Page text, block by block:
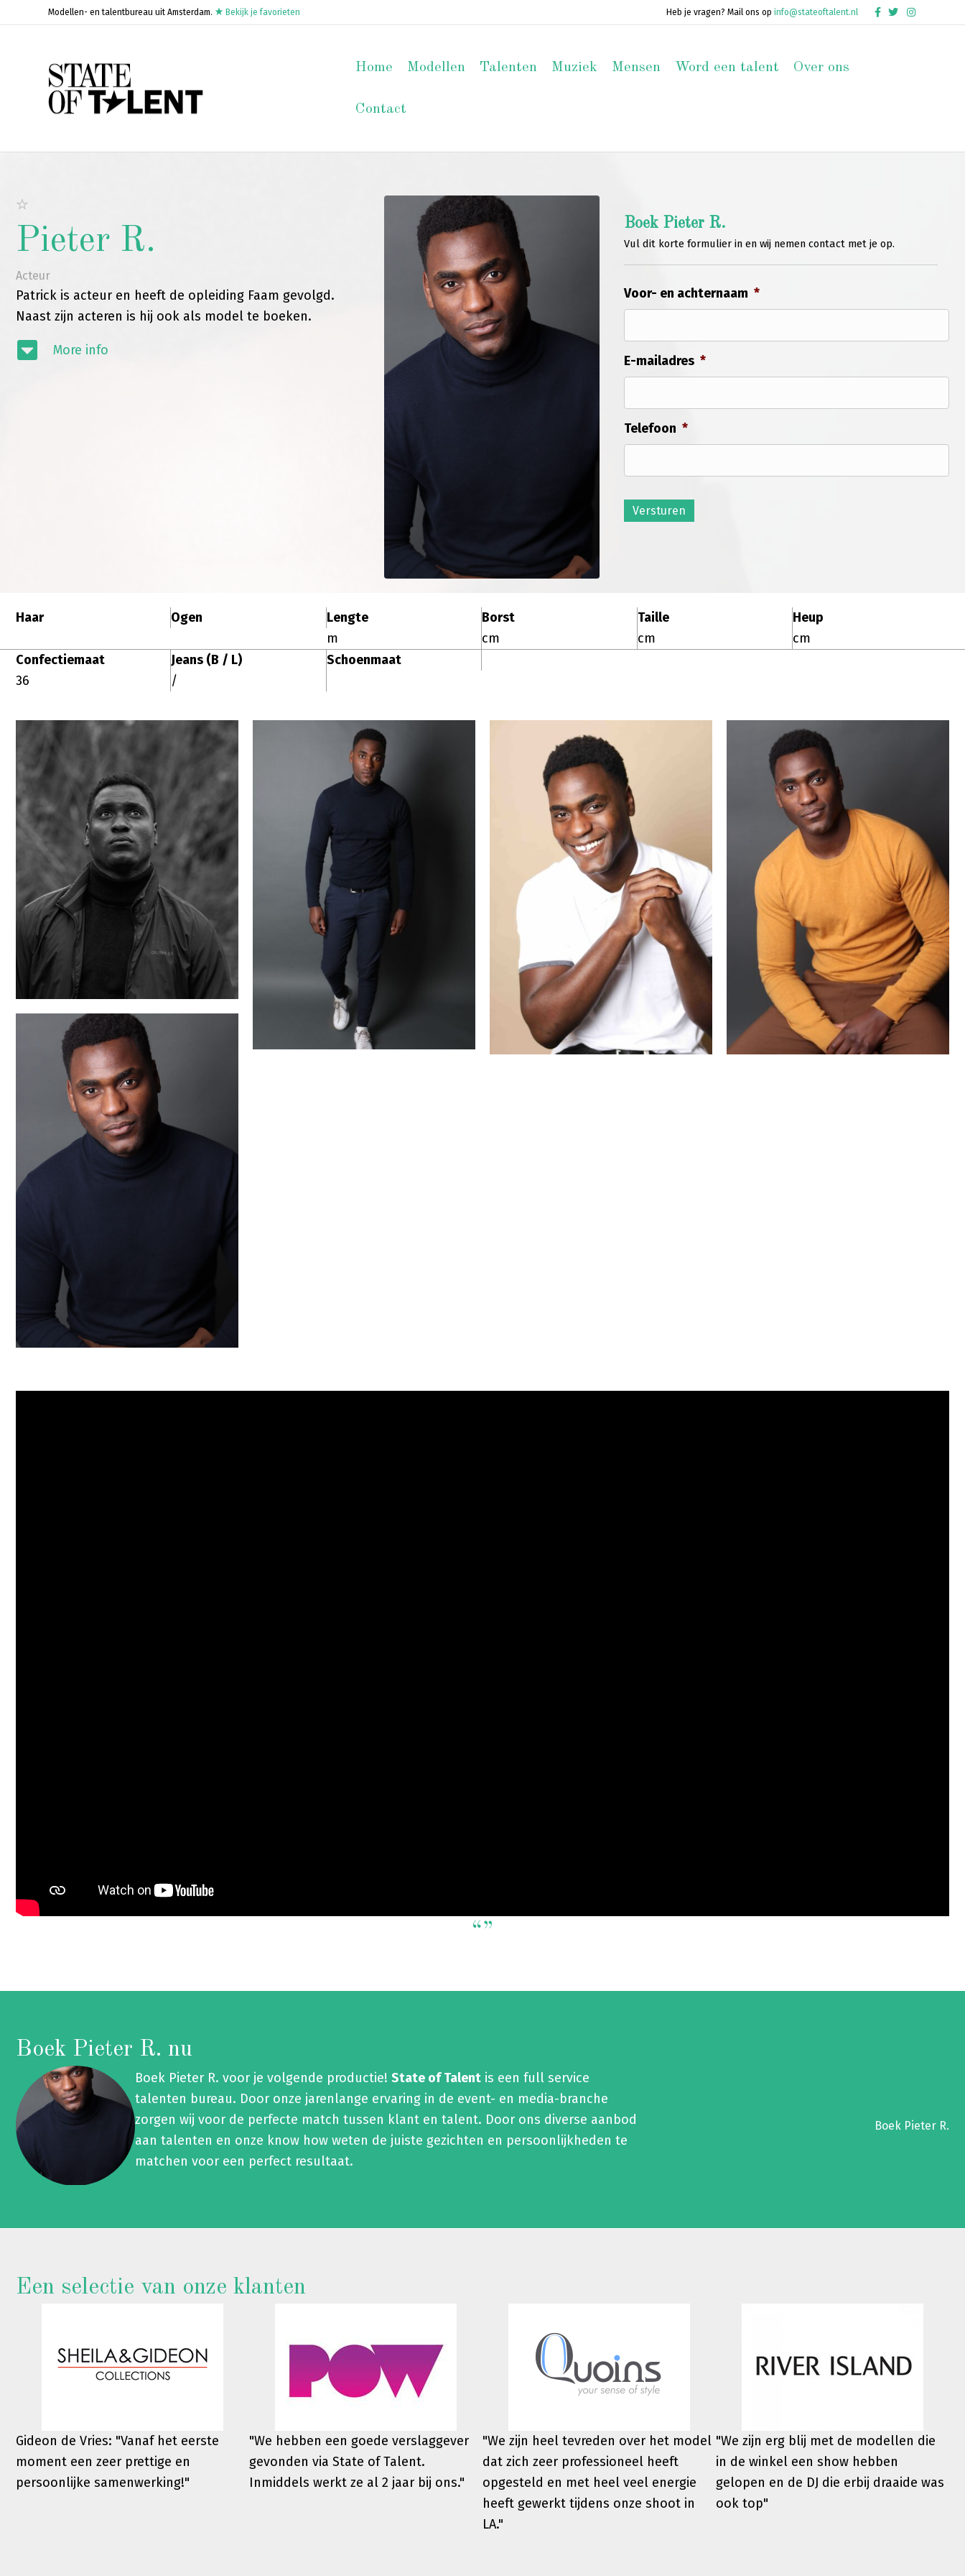
Modellen- en talentbureau uit Amsterdam. Bekijk je favorieten Heb je vragen? Mail ons op info@stateoftalent.nl Facebook
TwitterInstagram
Home Modellen Talenten Muziek Mensen Word een talent Over ons
Contact
Pieter R.
Acteur
Patrick is acteur en heeft de opleiding Faam gevolgd.
Naast zijn acteren is hij ook als model te boeken.
More info
Boek Pieter R.
Vul dit korte formulier in en wij nemen contact met je op.
Voor- en achternaam *
E-mailadres *
Telefoon *
Versturen
Haar Ogen
Lengte
m
Borst
cm
Taille
cm
Heup
cm
Confectiemaat
36
Jeans (B / L)
/
Schoenmaat
“”
Boek Pieter R. nu
Boek Pieter R. voor je volgende productie!State of Talent is een full service
talenten bureau. Door onze jarenlange ervaring in de event- en media-branche
zorgen wij voor de perfecte match tussen klant en talent. Door ons diverse aanbod
aan talenten en onze know how weten de juiste gezichten en persoonlijkheden te
matchen voor een perfect resultaat.
Boek Pieter R.
Een selectie van onze klanten
Gideon de Vries: "Vanaf het eerste
moment een zeer prettige en
persoonlijke samenwerking!"
"We hebben een goede verslaggever
gevonden via State of Talent.
Inmiddels werkt ze al 2 jaar bij ons."
"We zijn heel tevreden over het model
dat zich zeer professioneel heeft
opgesteld en met heel veel energie
heeft gewerkt tijdens onze shoot in
LA."
"We zijn erg blij met de modellen die
in de winkel een show hebben
gelopen en de DJ die erbij draaide was
ook top"